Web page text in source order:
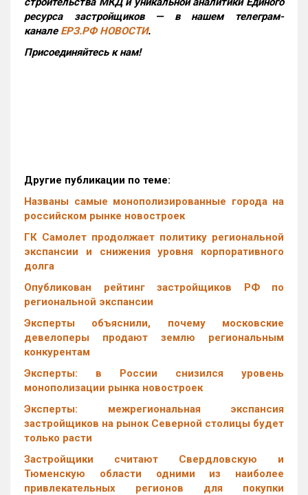
ресурса застройщиков — в нашем телеграм-
канале ЕРЗ.РФ НОВОСТИ.
Присоединяйтесь к нам!
Другие публикации по теме:
Названы самые монополизированные города на
российском рынке новостроек
ГК Самолет продолжает политику региональной
экспансии и снижения уровня корпоративного
долга
Опубликован рейтинг застройщиков РФ по
региональной экспансии
Эксперты объяснили, почему московские
девелоперы продают землю региональным
конкурентам
Эксперты: в России снизился уровень
монополизации рынка новостроек
Эксперты: межрегиональная экспансия
застройщиков на рынок Северной столицы будет
только расти
Застройщики считают Свердловскую и
Тюменскую области одними из наиболее
привлекательных регионов для покупки